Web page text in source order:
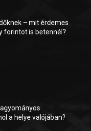
– mit érdemes
forintot is betennél?
a helye valójában?